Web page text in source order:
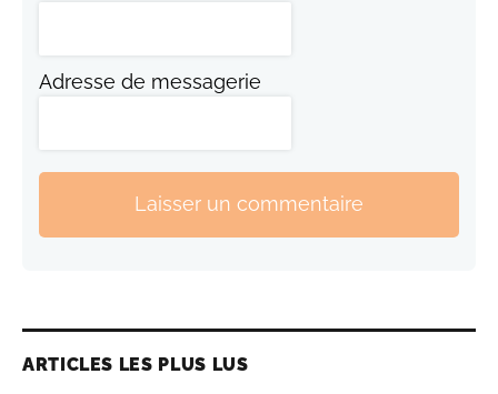
Adresse de messagerie
Laisser un commentaire
ARTICLES LES PLUS LUS